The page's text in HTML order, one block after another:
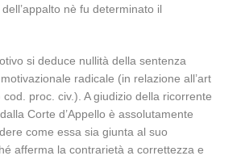
nè fu determinato il
si deduce nullità della sentenza
radicale (in relazione all’art
proc. civ.). A giudizio della ricorrente
Corte d’Appello è assolutamente
come essa sia giunta al suo
afferma la contrarietà a correttezza e